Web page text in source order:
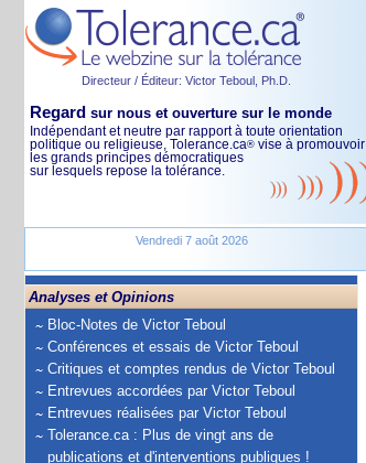
Directeur / Éditeur: Victor Teboul, Ph.D.
Regard sur nous et ouverture sur le monde
Indépendant et neutre par rapport à toute orientation
politique ou religieuse, Tolerance.ca® vise à promouvoir
les grands principes démocratiques
sur lesquels repose la tolérance.
Vendredi 7 août 2026
Analyses et Opinions
Bloc-Notes de Victor Teboul
Conférences et essais de Victor Teboul
Critiques et comptes rendus de Victor Teboul
Entrevues accordées par Victor Teboul
Entrevues réalisées par Victor Teboul
Tolerance.ca : Plus de vingt ans de
publications et d'interventions publiques !